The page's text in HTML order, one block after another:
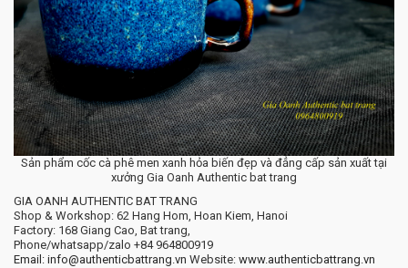
Sản phẩm cốc cà phê men xanh hỏa biến đẹp và đẳng cấp sản xuất tại
xưởng Gia Oanh Authentic bat trang
GIA OANH AUTHENTIC BAT TRANG
Shop & Workshop: 62 Hang Hom, Hoan Kiem, Hanoi
Factory: 168 Giang Cao, Bat trang,
Phone/whatsapp/zalo +84 964800919
Email: info@authenticbattrang.vn ​ Website: www.authenticbattrang.vn